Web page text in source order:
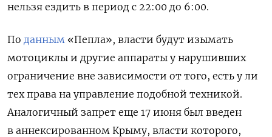
нельзя ездить в период с 22:00 до 6:00.
По данным «Пепла», власти будут изымать
мотоциклы и другие аппараты у нарушивших
ограничение вне зависимости от того, есть у ли
тех права на управление подобной техникой.
Аналогичный запрет еще 17 июня был введен
в аннексированном Крыму, власти которого,